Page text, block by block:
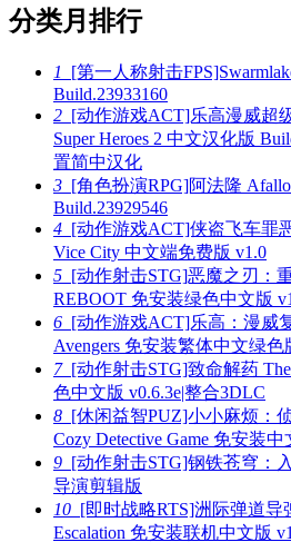
分类月排行
1
[第一人称射击
Build.23933160
2 [动作游戏ACT]乐高漫威超
Super Heroes 2 中文汉化版
置简中汉化
3 [角色扮演RPG]阿法隆
Build.23929546
4 [动作游戏ACT]侠盗飞车罪
Vice City 中文端免费版 v1.0
5 [动作射击STG]恶魔之刃：
REBOOT 免安装绿色中文版
6 [动作游戏ACT]乐高：漫威
Avengers 免安装繁体中文绿色
7[动作射击STG]致命解药
色中文版 v0.6.3e|整合3DLC
8 [休闲益智PUZ]小小麻烦：
Cozy Detective Game 免安装
9 [动作射击STG]钢铁苍穹：
导演剪辑版
10 [即时战略RTS]洲际弹道导
Escalation 免安装联机中文版